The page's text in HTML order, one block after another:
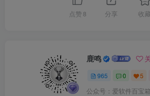
点赞 8 分享 收藏
鹿鸣
965 0 5
公众号：爱软件百宝箱